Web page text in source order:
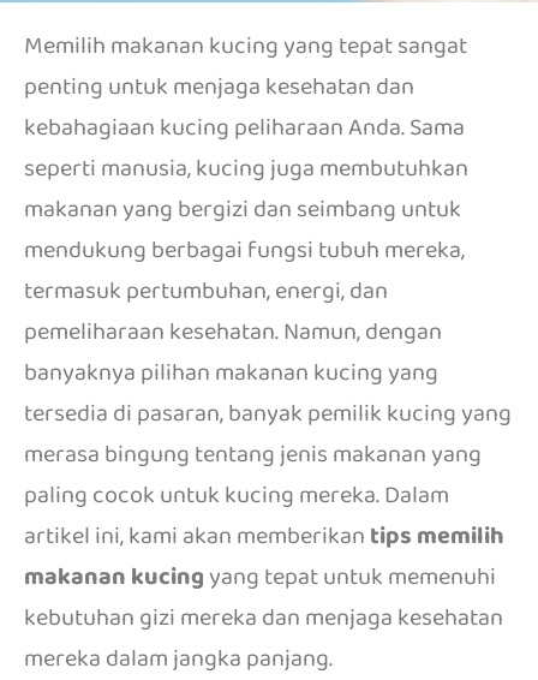
Memilih makanan kucing yang tepat sangat
penting untuk menjaga kesehatan dan
kebahagiaan kucing peliharaan Anda. Sama
seperti manusia, kucing juga membutuhkan
makanan yang bergizi dan seimbang untuk
mendukung berbagai fungsi tubuh mereka,
termasuk pertumbuhan, energi, dan
pemeliharaan kesehatan. Namun, dengan
banyaknya pilihan makanan kucing yang
tersedia di pasaran, banyak pemilik kucing yang
merasa bingung tentang jenis makanan yang
paling cocok untuk kucing mereka. Dalam
artikel ini, kami akan memberikantips memilih
makanan kucingyang tepat untuk memenuhi
kebutuhan gizi mereka dan menjaga kesehatan
mereka dalam jangka panjang.